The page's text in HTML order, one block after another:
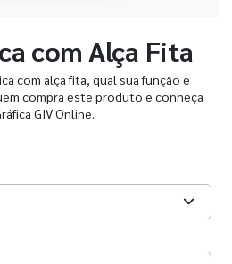
com Alça Fita
com alça fita, qual sua função e
compra este produto e conheça
GIV Online.